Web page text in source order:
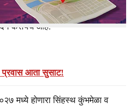
जिल्हा प्रशासनाला ३८६
करायचे आहे.
आता सुसाट!
मध्ये होणारा सिंहस्थ कुंभमेळा व